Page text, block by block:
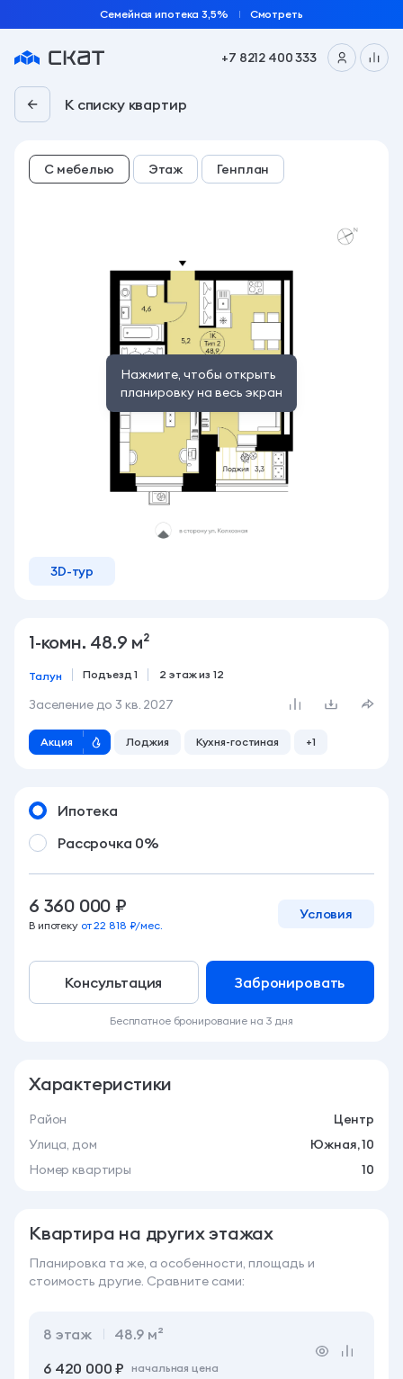
Семейная ипотека 3,5% Смотреть
+7 8212 400 333
1-комн. 48.9 м² | «Талун» | 1 подъезд, 2 этаж
К списку квартир
3D-тур
С мебелью Этаж Генплан
Нажмите, чтобы открыть
планировку на весь экран
Талун Подъезд 1 2 этаж из 12
Заселение до 3 кв. 2027
1-комн. 48.9 м²
Акция Лоджия Кухня-гостиная +1
Ипотека
Рассрочка 0%
6 360 000 ₽
В ипотеку от 22 818 ₽/мес.
Условия
Консультация Забронировать
Бесплатное бронирование на 3 дня
Характеристики
Район
Центр
Улица, дом
Южная, 10
Номер квартиры
10
Квартира на других этажах
Планировка та же, а особенности, площадь и
стоимость другие. Сравните сами:
8 этаж
48.9 м²
6 420 000 ₽
начальная цена